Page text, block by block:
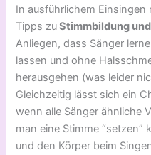
In ausführlichem Einsingen
Tipps zuStimmbildung
Anliegen, dass Sänger
lassen und ohne
herausgehen (was leider
Gleichzeitig lässt sich ein
wenn alle Sänger ähnliche
man eine Stimme
und den Körper beim